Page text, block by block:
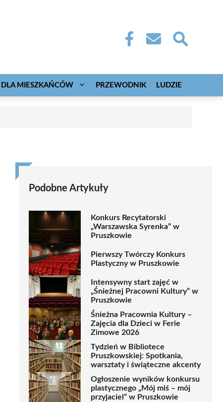
DLA MIESZKAŃCÓW PRZEWODNIK LUDZIE
Podobne Artykuły
Konkurs Recytatorski
„Warszawska Syrenka” w
Pruszkowie
Pierwszy Twórczy Konkurs
Plastyczny w Pruszkowie
Intensywny start zajęć w
„Śnieżnej Pracowni Kultury” w
Pruszkowie
Śnieżna Pracownia Kultury –
Zajęcia dla Dzieci w Ferie
Zimowe 2026
Tydzień w Bibliotece
Pruszkowskiej: Spotkania,
warsztaty i świąteczne akcenty
Ogłoszenie wyników konkursu
plastycznego „Mój miś – mój
przyjaciel” w Pruszkowie